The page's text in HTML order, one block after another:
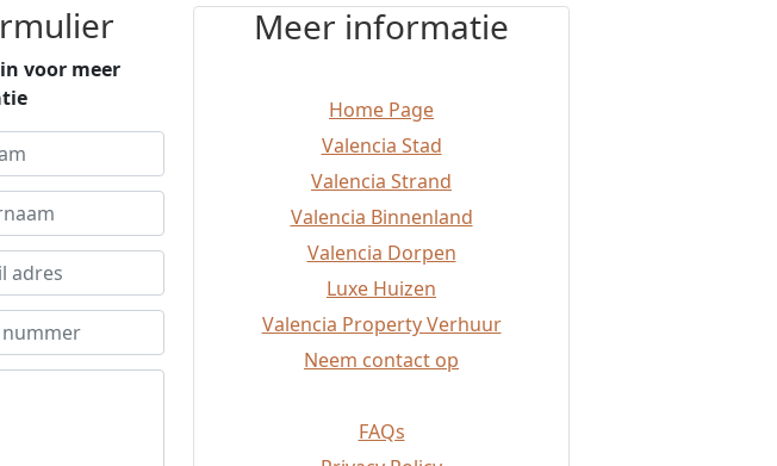
voor meer
Meer informatie
Home Page
Valencia Stad
Valencia Strand
Valencia Binnenland
Valencia Dorpen
Luxe Huizen
Valencia Property Verhuur
Neem contact op
FAQs